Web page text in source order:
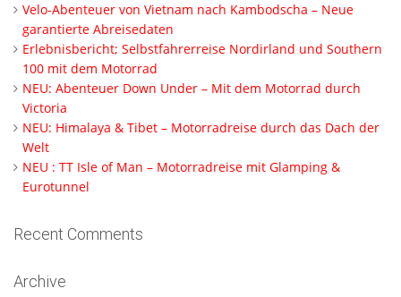
Velo-Abenteuer von Vietnam nach Kambodscha – Neue
garantierte Abreisedaten
Erlebnisbericht; Selbstfahrerreise Nordirland und Southern
100 mit dem Motorrad
NEU: Abenteuer Down Under – Mit dem Motorrad durch
Victoria
NEU: Himalaya & Tibet – Motorradreise durch das Dach der
Welt
NEU : TT Isle of Man – Motorradreise mit Glamping &
Eurotunnel
Recent Comments
Archive